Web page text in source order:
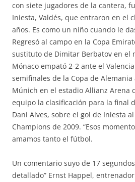
con siete jugadores de la cantera,
Iniesta, Valdés, que entraron en el
años. Es como un niño cuando le
Regresó al campo en la Copa
sustituto de Dimitar Berbatov en el
Mónaco empató 2-2 ante el
semifinales de la Copa de
Múnich en el estadio Allianz Arena
equipo la clasificación para la final
Dani Alves, sobre el gol de Iniesta
Champions de 2009. “Esos
amamos tanto el fútbol.
Un comentario suyo de 17
detallado” Ernst Happel,